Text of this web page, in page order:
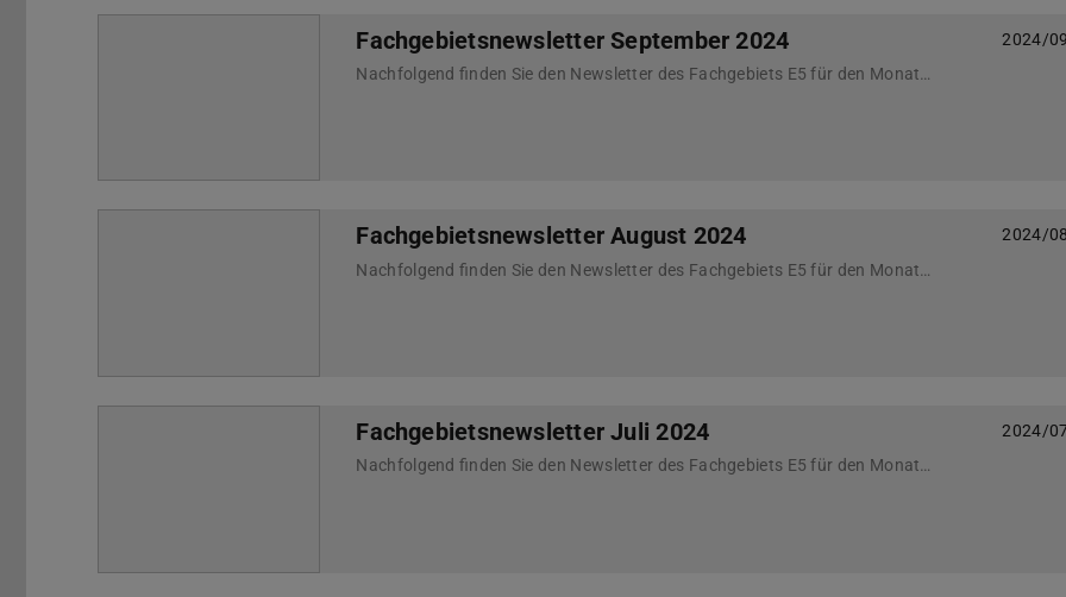
Fachgebietsnewsletter September 2024
2024/
Nachfolgend finden Sie den Newsletter des Fachgebiets E5 für den Monat September 2024
Fachgebietsnewsletter August 2024
2024/
Nachfolgend finden Sie den Newsletter des Fachgebiets E5 für den Monat August 2024
Fachgebietsnewsletter Juli 2024
2024/
Nachfolgend finden Sie den Newsletter des Fachgebiets E5 für den Monat Juli 2024